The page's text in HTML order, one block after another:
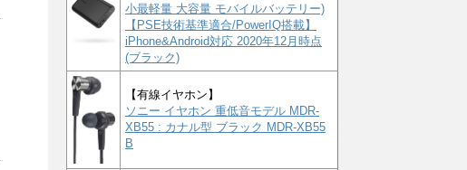
小最軽量 大容量 モバイルバッテリー)
【PSE技術基準適合/PowerIQ搭載】
iPhone&Android対応 2020年12月時点
(ブラック)
【有線イヤホン】
ソニー イヤホン 重低音モデル MDR-
XB55 : カナル型 ブラック MDR-XB55
B